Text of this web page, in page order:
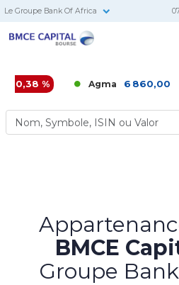
Le Groupe Bank Of Africa
Agma 6 860,00 2,39 %
BMCE
Groupe